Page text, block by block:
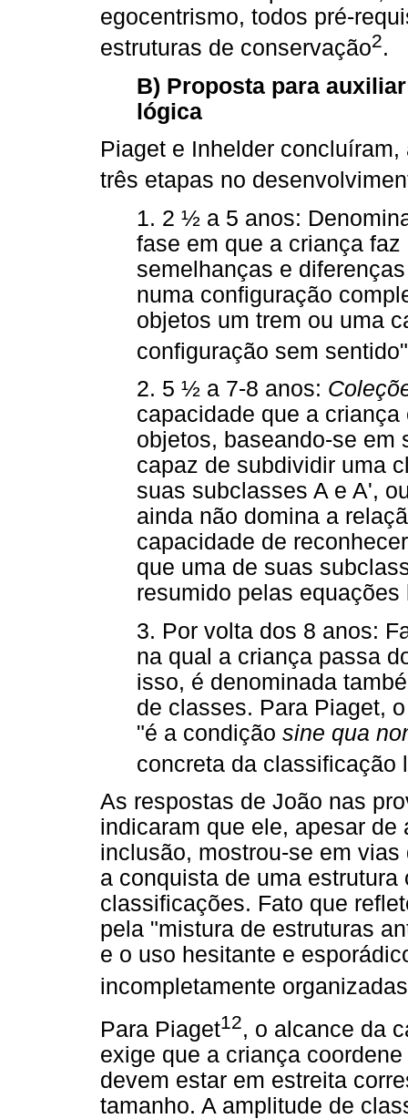
egocentrismo, todos pré-
estruturas de conservação2.
B) Proposta para
lógica
Piaget e Inhelder
três etapas no
1. 2 ½ a 5 anos:
fase em que a criança
semelhanças e
numa configuração
objetos um trem ou uma
configuração sem sentido"
2. 5 ½ a 7-8 anos:
capacidade que a
objetos, baseando-se em
capaz de subdividir uma
suas subclasses A e A',
ainda não domina a
capacidade de
que uma de suas
resumido pelas
3. Por volta dos 8 anos:
na qual a criança passa
isso, é denominada
de classes. Para Piaget,
"é a condição sine qua
concreta da classificação
As respostas de João nas
indicaram que ele, apesar
inclusão, mostrou-se em
a conquista de uma
classificações. Fato que
pela "mistura de estruturas
e o uso hesitante e
incompletamente
Para Piaget12, o alcance da
exige que a criança
devem estar em estreita
tamanho. A amplitude de